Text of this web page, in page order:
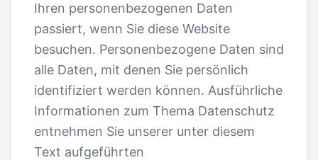
Ihren personenbezogenen Daten
passiert, wenn Sie diese Website
besuchen. Personenbezogene Daten sind
alle Daten, mit denen Sie persönlich
identifiziert werden können. Ausführliche
Informationen zum Thema Datenschutz
entnehmen Sie unserer unter diesem
Text aufgeführten